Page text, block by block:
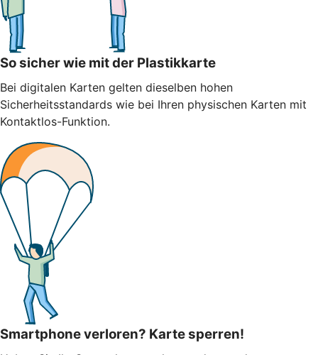
So sicher wie mit der Plastikkarte
Bei digitalen Karten gelten dieselben hohen
Sicherheitsstandards wie bei Ihren physischen Karten mit
Kontaktlos-Funktion.
Smartphone verloren? Karte sperren!